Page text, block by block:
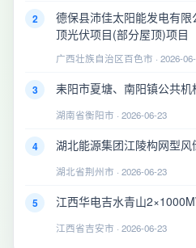
2
德保县沛佳太阳能发电有
顶光伏项目(部分屋顶)项目
广西壮族自治区百色市 · 2026-
3 耒阳市夏塘、南阳镇公共
湖南省衡阳市 · 2026-06-23
4 湖北能源集团江陵构网型
湖北省荆州市 · 2026-06-23
5 江西华电吉水青山
江西省吉安市 · 2026-06-23